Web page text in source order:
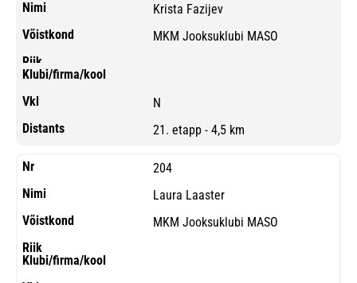
Krista Fazijev
MKM Jooksuklubi MASO
N
21. etapp - 4,5 km
204
Laura Laaster
MKM Jooksuklubi MASO